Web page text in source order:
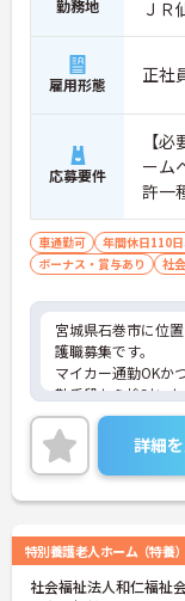
勤務地
ＪＲ
雇用形態 正社
応募要件
【
ーム
許一
車通勤可 年間休日110
ボーナス・賞与あり
社
宮城県石巻市に位
護職募集です。
マイカー通勤OKか
勤手段から検討い
ご興味のある方は
でご気軽にお問合せ
詳細
特別養護老人ホーム（特養）
社会福祉法人和仁福祉